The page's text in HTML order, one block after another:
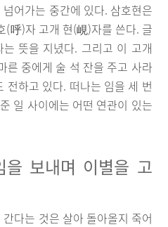
어가는 중간에 있다. 삼호현은
(呼)자 고개 현(峴)자를 쓴다. 글
뜻을 지녔다. 그리고 이 고개
른 중에게 술 석 잔을 주고 사라
전하고 있다. 떠나는 임을 세 번
일 사이에는 어떤 연관이 있는
을 보내며 이별을 고
다는 것은 살아 돌아올지 죽어